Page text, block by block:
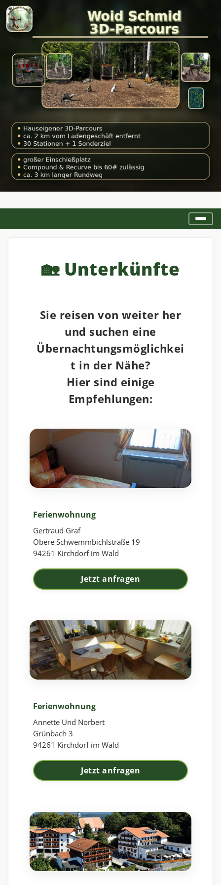
🏡 Unterkünfte
Sie reisen von weiter her
und suchen eine
Übernachtungsmöglichkei
t in der Nähe?
Hier sind einige
Empfehlungen:
Ferienwohnung
Gertraud Graf
Obere Schwemmbichlstraße 19
94261 Kirchdorf im Wald
Jetzt anfragen
Ferienwohnung
Annette Und Norbert
Grünbach 3
94261 Kirchdorf im Wald
Jetzt anfragen